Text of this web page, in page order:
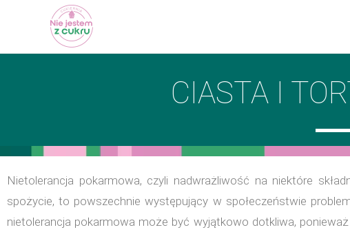
CIASTA I
Nietolerancja pokarmowa, czyli nadwrażliwość na niektóre
spożycie, to powszechnie występujący w społeczeństwie
nietolerancja pokarmowa może być wyjątkowo dotkliwa,